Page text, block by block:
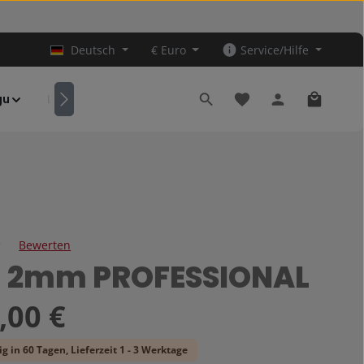
Deutsch € Euro Service/Hilfe
Leder-Tsuba Du hast 0 Produkte
Bewerten
PROFESSIONAL
€
in 60 Tagen, Lieferzeit 1 - 3 Werktage